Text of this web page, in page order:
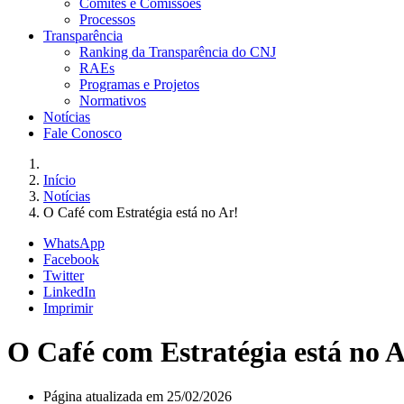
Comitês e Comissões
Processos
Transparência
Ranking da Transparência do CNJ
RAEs
Programas e Projetos
Normativos
Notícias
Fale Conosco
Início
Notícias
O Café com Estratégia está no Ar!
WhatsApp
Facebook
Twitter
LinkedIn
Imprimir
O Café com Estratégia está no
Página atualizada em 25/02/2026